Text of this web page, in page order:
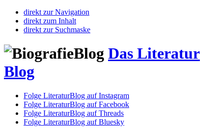
direkt zur Navigation
direkt zum Inhalt
direkt zur Suchmaske
Das Literatur
Blog
Folge LiteraturBlog auf Instagram
Folge LiteraturBlog auf Facebook
Folge LiteraturBlog auf Threads
Folge LiteraturBlog auf Bluesky